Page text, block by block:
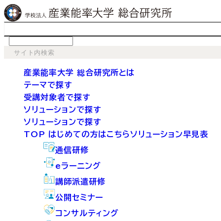
産業能率大学 総合研究所とは
テーマで探す
受講対象者で探す
ソリューションで探す
ソリューションで探す
TOP はじめての方はこちらソリューション早見表
通信研修
eラーニング
講師派遣研修
公開セミナー
コンサルティング